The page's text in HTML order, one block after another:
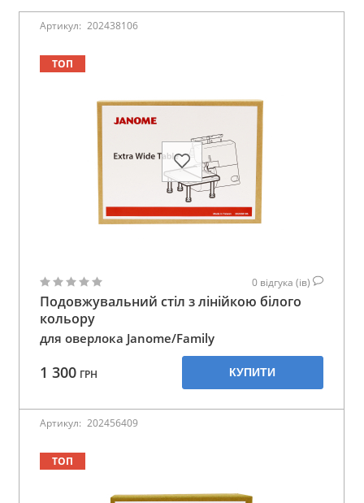
Артикул: 202438106
ТОП
0 відгука (ів)
Подовжувальний стіл з лінійкою білого
кольору
для оверлока Janome/Family
1 300 ГРН КУПИТИ
Артикул: 202456409
ТОП